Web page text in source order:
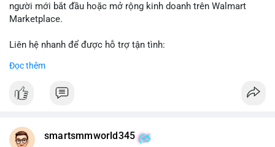
người mới bắt đầu hoặc mở rộng kinh doanh trên Walmart
Marketplace.
Liên hệ nhanh để được hỗ trợ tận tình:
WhatsApp: +1 (605) 963-3652
#buywalmartselleraccounts
Đọc thêm
smartsmmworld345